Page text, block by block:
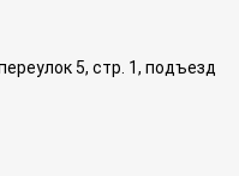
5, стр. 1, подъезд